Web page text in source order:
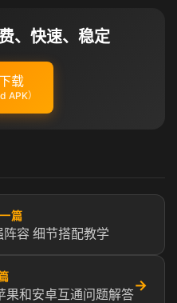
、快速、稳定
载
APK）
一篇
容 细节搭配教学
果和安卓互通问题解答
→